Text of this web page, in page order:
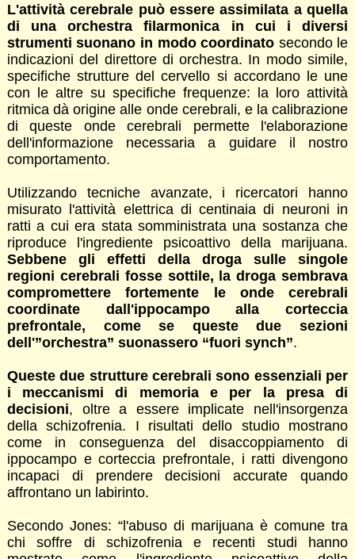
L'attività cerebrale può essere assimilata a quella
di una orchestra filarmonica in cui i diversi
strumenti suonano in modo coordinato secondo le
indicazioni del direttore di orchestra. In modo simile,
specifiche strutture del cervello si accordano le une
con le altre su specifiche frequenze: la loro attività
ritmica dà origine alle onde cerebrali, e la calibrazione
di queste onde cerebrali permette l'elaborazione
dell'informazione necessaria a guidare il nostro
comportamento.
Utilizzando tecniche avanzate, i ricercatori hanno
misurato l'attività elettrica di centinaia di neuroni in
ratti a cui era stata somministrata una sostanza che
riproduce l'ingrediente psicoattivo della marijuana.
Sebbene gli effetti della droga sulle singole
regioni cerebrali fosse sottile, la droga sembrava
compromettere fortemente le onde cerebrali
coordinate dall'ippocampo alla corteccia
prefrontale, come se queste due sezioni
dell'”orchestra” suonassero “fuori synch”.
Queste due strutture cerebrali sono essenziali per
i meccanismi di memoria e per la presa di
decisioni, oltre a essere implicate nell'insorgenza
della schizofrenia. I risultati dello studio mostrano
come in conseguenza del disaccoppiamento di
ippocampo e corteccia prefrontale, i ratti divengono
incapaci di prendere decisioni accurate quando
affrontano un labirinto.
Secondo Jones: “l'abuso di marijuana è comune tra
chi soffre di schizofrenia e recenti studi hanno